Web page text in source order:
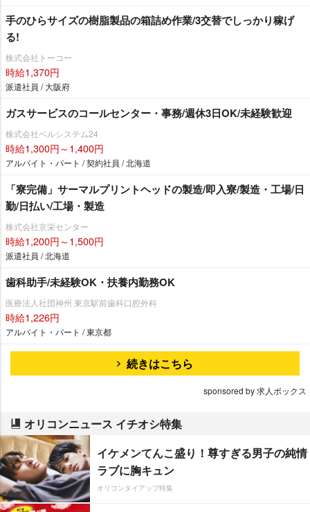
手のひらサイズの樹脂製品の箱詰め作業/3交替でしっかり稼げ
る!
株式会社トーコー
時給1,370円
派遣社員 / 大阪府
ガスサービスのコールセンター・事務/週休3日OK/未経験歓迎
株式会社ベルシステム24
時給1,300円～1,400円
アルバイト・パート / 契約社員 / 北海道
「寮完備」サーマルプリントヘッドの製造/即入寮/製造・工場/日
勤/日払い/工場・製造
株式会社京栄センター
時給1,200円～1,500円
派遣社員 / 北海道
歯科助手/未経験OK・扶養内勤務OK
医療法人社団神州 東京駅前歯科口腔外科
時給1,226円
アルバイト・パート / 東京都
続きはこちら
sponsored by 求人ボックス
オリコンニュース イチオシ特集
イケメンてんこ盛り！尊すぎる男子の純情
ラブに胸キュン
オリコンタイアップ特集